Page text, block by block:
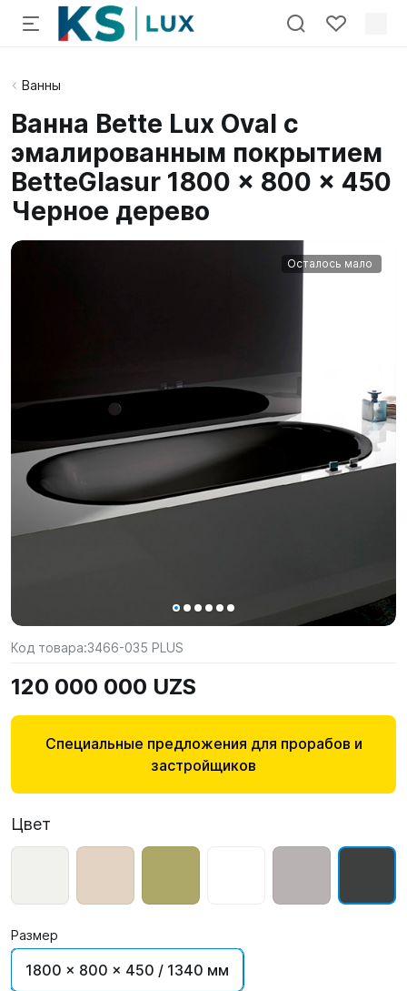
Ванны
Ванна Bette Lux Oval с
эмалированным покрытием
BetteGlasur 1800 x 800 x 450
Черное дерево
Осталось мало
Код товара:3466-035 PLUS
120 000 000 UZS
Специальные предложения для прорабов и
застройщиков
Цвет
Размер
1800 x 800 x 450 / 1340 мм